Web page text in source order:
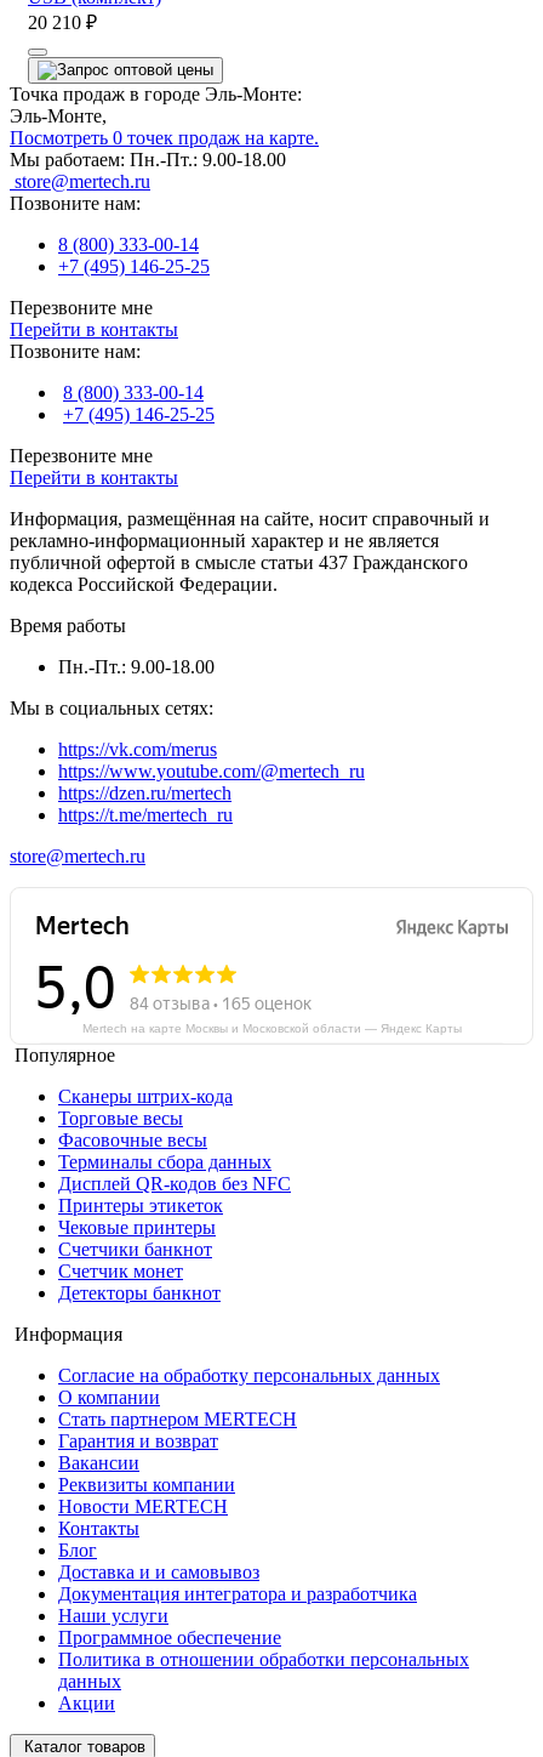
20 210 ₽
Точка продаж в городе Эль-Монте:
Эль-Монте,
Посмотреть 0 точек продаж на карте.
Мы работаем: Пн.-Пт.: 9.00-18.00
store@mertech.ru
Позвоните нам:
8 (800) 333-00-14
+7 (495) 146-25-25
Перезвоните мне
Перейти в контакты
Позвоните нам:
8 (800) 333-00-14
+7 (495) 146-25-25
Перезвоните мне
Перейти в контакты
Информация, размещённая на сайте, носит справочный и
рекламно-информационный характер и не является
публичной офертой в смысле статьи 437 Гражданского
кодекса Российской Федерации.
Время работы
Пн.-Пт.: 9.00-18.00
Мы в социальных сетях:
https://vk.com/merus
https://www.youtube.com/@mertech_ru
https://dzen.ru/mertech
https://t.me/mertech_ru
store@mertech.ru
Mertech на карте Москвы и Московской области — Яндекс Карты
Популярное
Сканеры штрих-кода
Торговые весы
Фасовочные весы
Терминалы сбора данных
Дисплей QR-кодов без NFC
Принтеры этикеток
Чековые принтеры
Счетчики банкнот
Счетчик монет
Детекторы банкнот
Информация
Согласие на обработку персональных данных
О компании
Стать партнером MERTECH
Гарантия и возврат
Вакансии
Реквизиты компании
Новости MERTECH
Контакты
Блог
Доставка и и самовывоз
Документация интегратора и разработчика
Наши услуги
Программное обеспечение
Политика в отношении обработки персональных
данных
Акции
Каталог товаров